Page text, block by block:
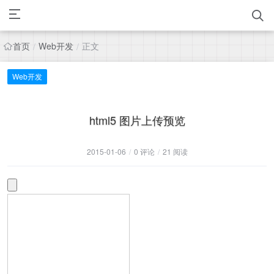
首页 / Web开发 / 正文
Web开发
html5 图片上传预览
2015-01-06 / 0 评论 / 21 阅读